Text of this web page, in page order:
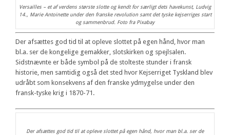
Versailles – et af verdens største slotte og kendt for særligt dets havekunst, Ludvig
14., Marie Antoinette under den franske revolution samt det tyske kejserriges start
og sammenbrud. Foto fra Pixabay
Der afsættes god tid til at opleve slottet på egen hånd, hvor man
bl.a. ser de kongelige gemakker, slotskirken og spejlsalen.
Sidstnævnte er både symbol på de stolteste stunder i fransk
historie, men samtidig også det sted hvor Kejserriget Tyskland blev
udråbt som konsekvens af den franske ydmygelse under den
fransk-tyske krig i 1870-71.
Der afsættes god tid til at opleve slottet på egen hånd, hvor man bl.a. ser de